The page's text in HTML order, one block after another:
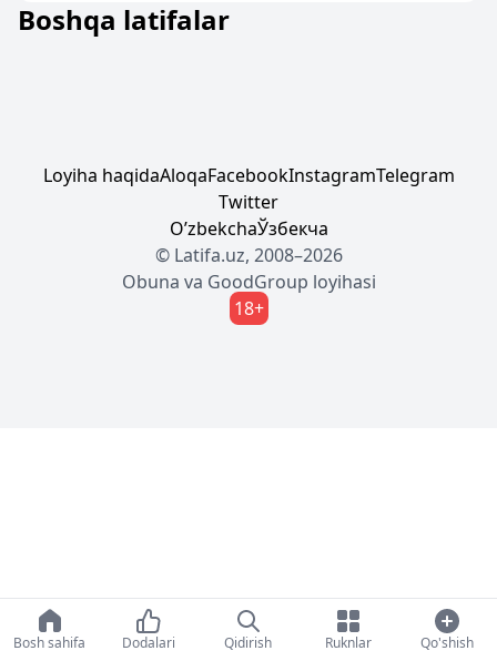
Boshqa latifalar
Loyiha haqidaAloqaFacebookInstagramTelegram
Twitter
OʼzbekchaЎзбекча
© Latifa.uz, 2008–2026
Obuna va GoodGroup loyihasi
18+
Bosh sahifa Dodalari Qidirish Ruknlar Qo'shish